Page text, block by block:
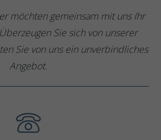
möchten gemeinsam mit uns Ihr
Sie sich von unserer
Sie von uns ein unverbindliches
Angebot.